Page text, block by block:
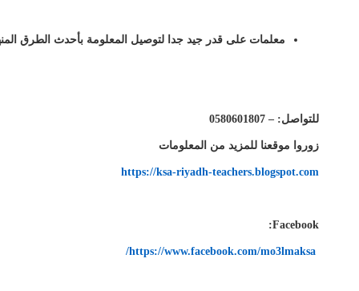
معلمات على قدر جيد جدا لتوصيل المعلومة بأحدث الطرق
للتواصل: – 0580601807
زوروا موقعنا للمزيد من المعلومات
https://ksa-riyadh-teachers.blogspot.com
Facebook
:
https://www.facebook.com/mo3lmaksa
/